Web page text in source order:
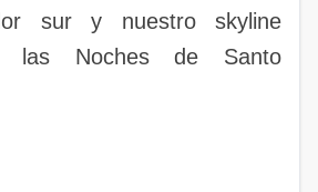
sur y nuestro skyline
las Noches de Santo